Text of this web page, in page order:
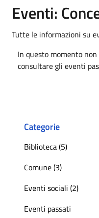
Eventi:
Tutte le informazioni su
In questo momento
consultare gli eventi
Categorie
Biblioteca (5)
Comune (3)
Eventi sociali (2)
Eventi passati